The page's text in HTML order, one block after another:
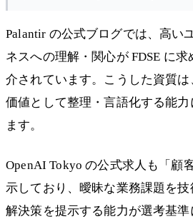
Palantir の公式ブログでは、高い
ネスへの理解・関心が FDSE に
介されています。こうした資質
価値として整理・言語化する能
ます。
OpenAI Tokyo の公式求人も「顧
示しており、曖昧な業務課題を技
解決策を提示する能力が選考基準